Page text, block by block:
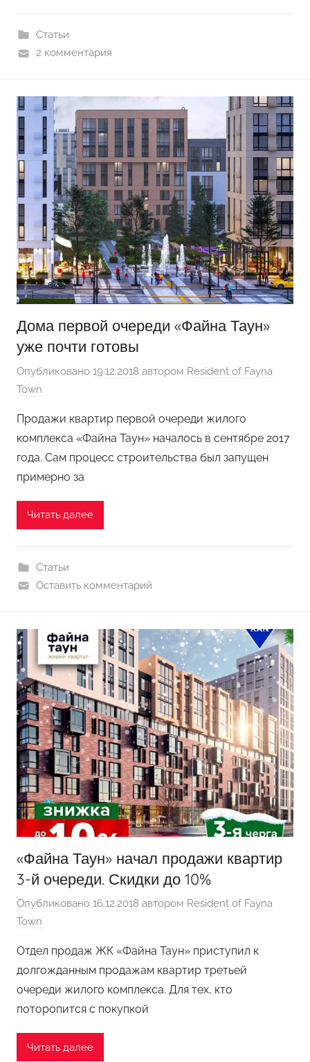
Статьи
2 комментария
Дома первой очереди «Файна Таун»
уже почти готовы
Опубликовано 19.12.2018 автором Resident of Fayna
Town
Продажи квартир первой очереди жилого
комплекса «Файна Таун» началось в сентябре 2017
года. Сам процесс строительства был запущен
примерно за
Читать далее
Статьи
Оставить комментарий
«Файна Таун» начал продажи квартир
3-й очереди. Скидки до 10%
Опубликовано 16.12.2018 автором Resident of Fayna
Town
Отдел продаж ЖК «Файна Таун» приступил к
долгожданным продажам квартир третьей
очереди жилого комплекса. Для тех, кто
поторопится с покупкой
Читать далее